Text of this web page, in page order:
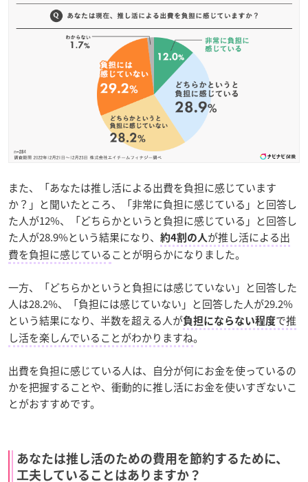
また、「あなたは推し活による出費を負担に感じています
か？」と聞いたところ、「非常に負担に感じている」と回答し
た人が12%、「どちらかというと負担に感じている」と回答し
た人が28.9%という結果になり、
約4割の人 が推し活による出
費を負担に感じていることが明らかになりました。
一方、「どちらかというと負担には感じていない」と回答した
人は28.2%、「負担には感じていない」と回答した人が29.2%
という結果になり、半数を超える人が負担にならない程度で推
し活を楽しんでいることがわかりますね。
出費を負担に感じている人は、自分が何にお金を使っているの
かを把握することや、衝動的に推し活にお金を使いすぎないこ
とがおすすめです。
あなたは推し活のための費用を節約するために、
工夫していることはありますか？